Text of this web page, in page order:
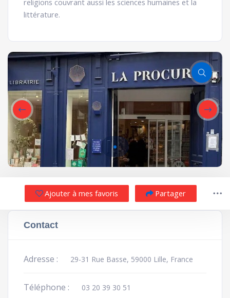
religions couvrant aussi les sciences humaines et la
littérature.
Ajouter à mes favoris Partager
Contact
Adresse : 29-31 Rue Basse, 59000 Lille, France
Téléphone : 03 20 39 30 51